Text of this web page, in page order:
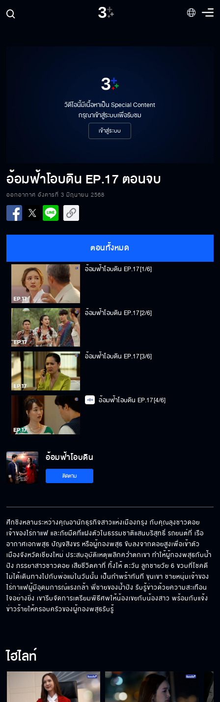
วิดีโอนี้มีเนื้อหาเป็น Special Content
กรุณาเข้าสู่ระบบเพื่อรับชม
เข้าสู่ระบบ
อ้อมฟ้าโอบดิน EP.17 ตอนจบ
ออกอากาศ อังคารที่ 3 มิถุนายน 2568
ตอนทั้งหมด
อ้อมฟ้าโอบดิน EP.17[1/6]
อ้อมฟ้าโอบดิน EP.17[2/6]
อ้อมฟ้าโอบดิน EP.17[3/6]
อ้อมฟ้าโอบดิน EP.17[4/6]
อ้อมฟ้าโอบดิน
ติดตาม
ศึกชิงหลานระหว่างคุณอานักธุรกิจสาวแห่งเมืองกรุง กับคุณลุงชาวดอย
เจ้าของไร่กาแฟ และภัยมืดที่แฝงตัวในธรรมชาติแสนบริสุทธิ์ รถยนต์ที่ เรือ
อากาศเอกพสุธ ปัญจสิงขร หรือผู้กองพสุธ ขับลงจากดอยสูงเพื่อเข้าตัว
เมืองจังหวัดเชียงใหม่ ประสบอุบัติเหตุพลิกคว่ำตกเขา ทำให้ผู้กองพสุธกับน้ำ
ปิง ภรรยาสาวชาวดอย เสียชีวิตคาที่ ทิ้งให้ ตะวัน ลูกชายวัย 6 ขวบที่โชคดี
ไม่ได้เดินทางไปกับพ่อแม่ในวันนั้น เป็นกำพร้าทันที ขุนเขา ชายหนุ่มเจ้าของ
ไร่กาแฟผู้มีอุดมการณ์แรงกล้า พี่ชายของน้ำปิง รับรู้ข่าวด้วยความสะเทือน
ใจอย่างยิ่ง เขารีบจัดการเตรียมพิธีศพให้น้องเขยกับน้องสาว พร้อมกับแจ้ง
ข่าวร้ายให้ครอบครัวของผู้กองพสุธรับรู้
ไฮไลท์